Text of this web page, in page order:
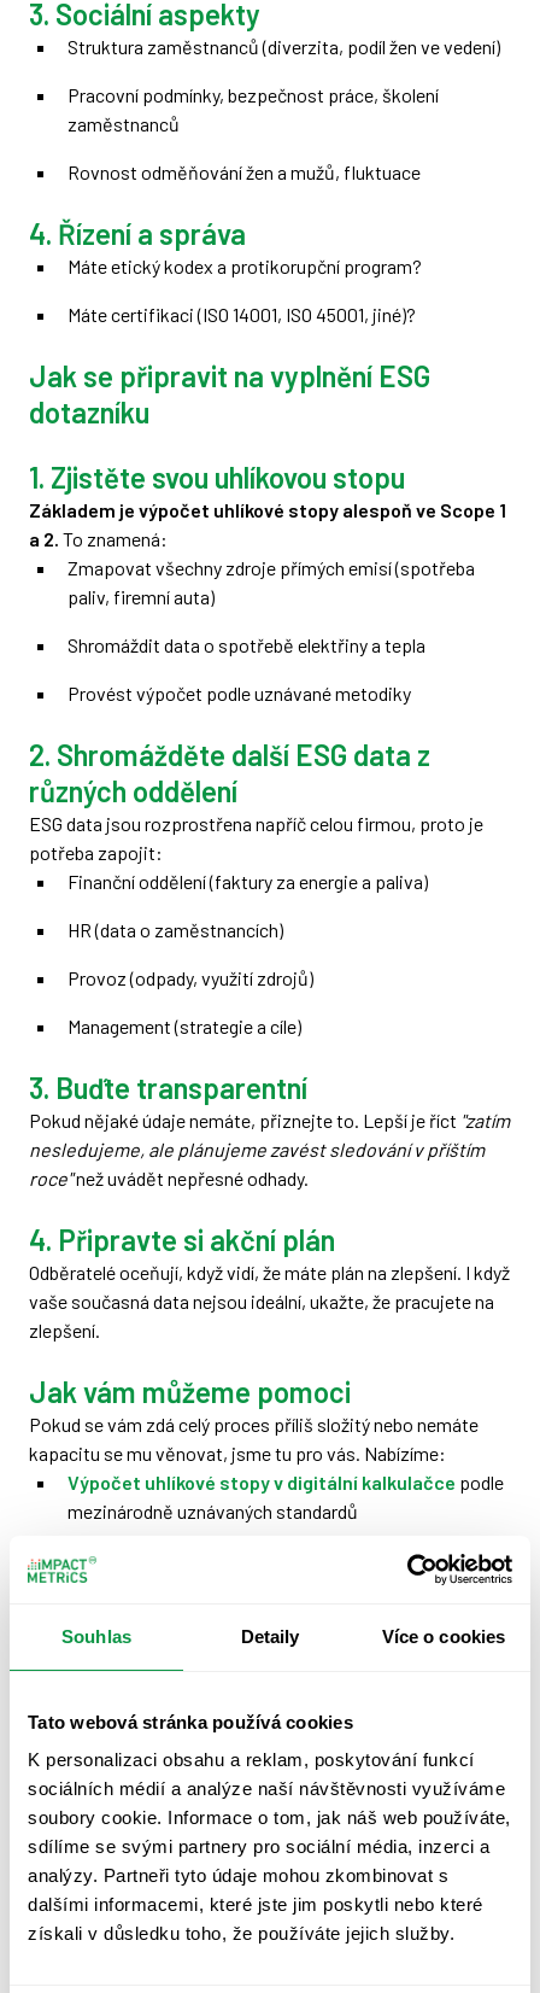
Souhlas Detaily Více o cookies
Tato webová stránka používá cookies
K personalizaci obsahu a reklam, poskytování funkcí
sociálních médií a analýze naší návštěvnosti využíváme
soubory cookie. Informace o tom, jak náš web používáte,
sdílíme se svými partnery pro sociální média, inzerci a
analýzy. Partneři tyto údaje mohou zkombinovat s
dalšími informacemi, které jste jim poskytli nebo které
získali v důsledku toho, že používáte jejich služby.
3. Sociální aspekty
Struktura zaměstnanců (diverzita, podíl žen ve vedení)
Pracovní podmínky, bezpečnost práce, školení
zaměstnanců
Rovnost odměňování žen a mužů, fluktuace
4. Řízení a správa
Máte etický kodex a protikorupční program?
Máte certifikaci (ISO 14001, ISO 45001, jiné)?
Jak se připravit na vyplnění ESG
dotazníku
1. Zjistěte svou uhlíkovou stopu
Základem je výpočet uhlíkové stopy alespoň ve Scope 1
a 2. To znamená:
Zmapovat všechny zdroje přímých emisí (spotřeba
paliv, firemní auta)
Shromáždit data o spotřebě elektřiny a tepla
Provést výpočet podle uznávané metodiky
2. Shromážděte další ESG data z
různých oddělení
ESG data jsou rozprostřena napříč celou firmou, proto je
potřeba zapojit:
Finanční oddělení (faktury za energie a paliva)
HR (data o zaměstnancích)
Provoz (odpady, využití zdrojů)
Management (strategie a cíle)
3. Buďte transparentní
Pokud nějaké údaje nemáte, přiznejte to. Lepší je říct "zatím
nesledujeme, ale plánujeme zavést sledování v příštím
roce"než uvádět nepřesné odhady.
4. Připravte si akční plán
Odběratelé oceňují, když vidí, že máte plán na zlepšení. I když
vaše současná data nejsou ideální, ukažte, že pracujete na
zlepšení.
Jak vám můžeme pomoci
Pokud se vám zdá celý proces příliš složitý nebo nemáte
kapacitu se mu věnovat, jsme tu pro vás. Nabízíme:
Výpočet uhlíkové stopy v digitální kalkulačce podle
mezinárodně uznávaných standardů
Řešení
, díky kterému během 4 týdnů získáte
ESG zprávu, kterou můžete použít místo vyplňování
Odbornou podporu při vyplňování ESG dotazníků
Buďte o krok napřed: Vytvořte si
vlastní ESG report místo vyplňování
dotazníků
S rostoucím počtem odběratelů, kteří po vás budou chtít
podobná data, může vyplňování různých formulářů a
dotazníků zabrat hodně času a energie.
Namísto reaktivního vyplňování různých dotazníků je
mnohem efektivnější zvolit proaktivní přístup. Vytvořte si